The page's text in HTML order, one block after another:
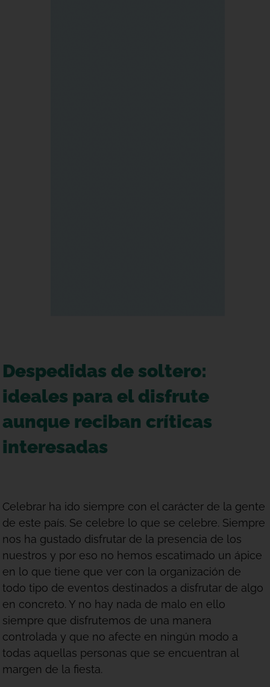
Despedidas de soltero:
ideales para el disfrute
aunque reciban críticas
interesadas
Celebrar ha ido siempre con el carácter de la gente
de este país. Se celebre lo que se celebre. Siempre
nos ha gustado disfrutar de la presencia de los
nuestros y por eso no hemos escatimado un ápice
en lo que tiene que ver con la organización de
todo tipo de eventos destinados a disfrutar de algo
en concreto. Y no hay nada de malo en ello
siempre que disfrutemos de una manera
controlada y que no afecte en ningún modo a
todas aquellas personas que se encuentran al
margen de la fiesta.